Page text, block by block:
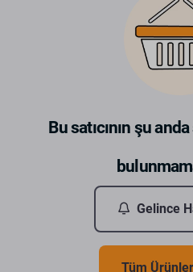
Bu satıcının şu
Gelince
Tüm